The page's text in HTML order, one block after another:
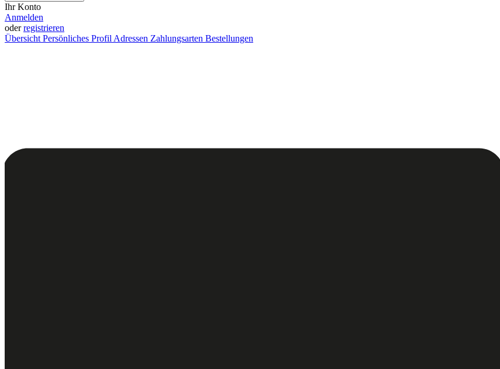
Ihr Konto
Anmelden
oderregistrieren
Übersicht Persönliches Profil Adressen Zahlungsarten Bestellungen